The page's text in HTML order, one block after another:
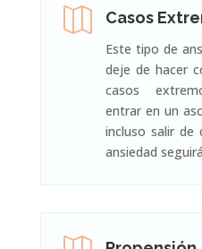
 Casos
Este tipo de
deje de hacer
casos
entrar en un
incluso salir de
ansiedad